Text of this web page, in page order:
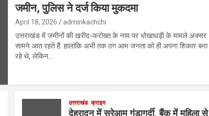
जमीन, पुलिस ने दर्ज किया मुकदमा
April 18, 2026 adminkachchi
उत्तराखंड में जमीनों की खरीद-फरोख्त के नाम पर धोखाधड़ी के मामले अक्सर
सामने आत रहते हैं. हालांकि अभी तक ठग आम जनता को ही अपना शिकार बना
रहे थे, लेकिन…
उत्तराखंड क्राइम
देहरादून में सरेआम गुंडागर्दी, बैंक में महिला से